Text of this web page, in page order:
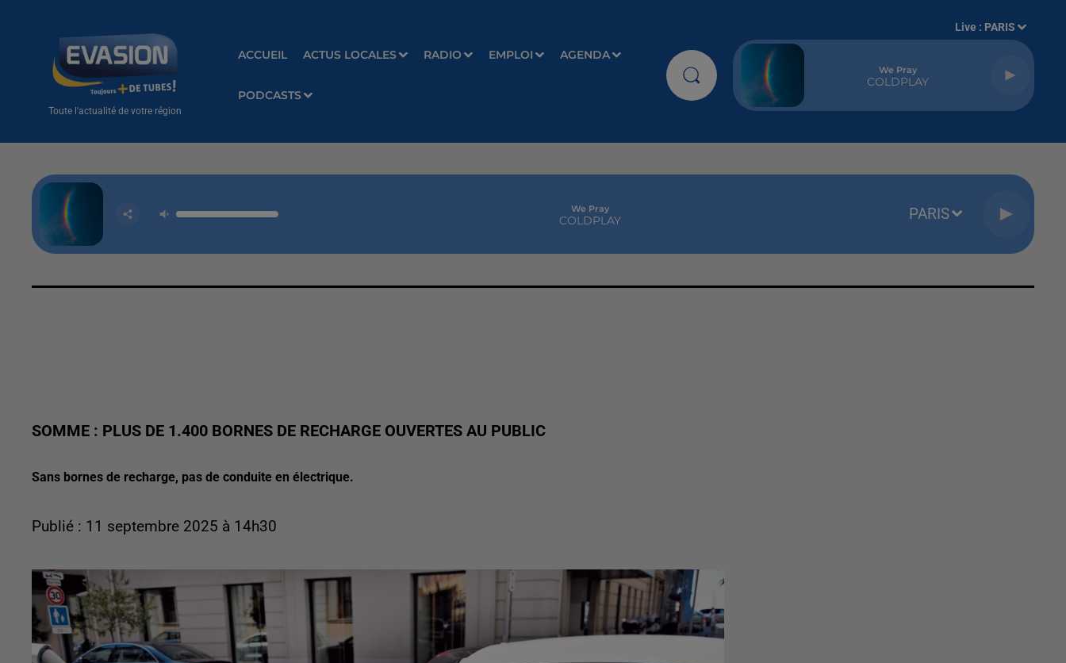
Toute l'actualité de votre région
ACCUEIL ACTUS LOCALES RADIO EMPLOI AGENDA
PODCASTS
Live : PARIS
We Pray
COLDPLAY
We Pray
COLDPLAY PARIS
SOMME : PLUS DE 1.400 BORNES DE RECHARGE OUVERTES AU PUBLIC
Sans bornes de recharge, pas de conduite en électrique.
Publié : 11 septembre 2025 à 14h30